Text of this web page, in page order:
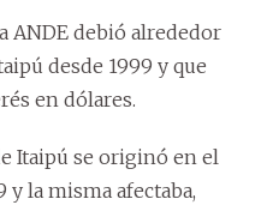
ANDE debió alrededor
desde 1999 y que
en dólares.
Itaipú se originó en el
y la misma afectaba,